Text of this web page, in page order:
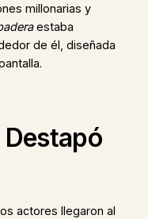
millonarias y
estaba
de él, diseñada
actores llegaron al